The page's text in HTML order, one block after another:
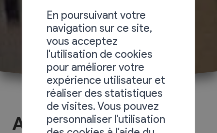
Aubert Machines
En poursuivant votre
navigation sur ce site,
vous acceptez
l'utilisation de cookies
pour améliorer votre
expérience utilisateur et
réaliser des statistiques
de visites. Vous pouvez
personnaliser l'utilisation